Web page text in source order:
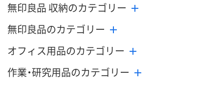
無印良品 収納のカテゴリー
無印良品のカテゴリー
オフィス用品のカテゴリー
作業・研究用品のカテゴリー